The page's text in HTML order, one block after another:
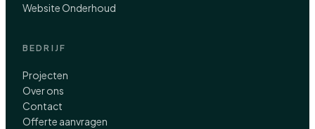
Website Onderhoud
BEDRIJF
Projecten
Over ons
Contact
Offerte aanvragen